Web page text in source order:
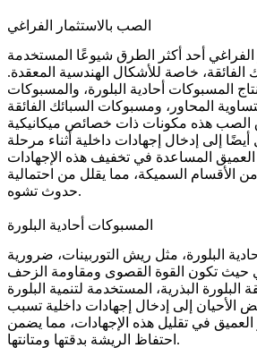
الصب بالاستثمار الفراغي
الفراغي أحد أكثر الطرق شيوعًا المستخدمة
الفائقة، خاصة للأشكال الهندسية المعقدة.
المسبوكات أحادية البلورة، والمسبوكات
المحاور، ومسبوكات السبائك الفائقة
هذه مكونات ذات خصائص ميكانيكية
إلى إدخال إجهادات داخلية أثناء مرحلة
المساعدة في تخفيف هذه الإجهادات
الأقسام السميكة، مما يقلل من احتمالية
حدوث تشوه.
المسبوكات أحادية البلورة
البلورة، مثل ريش التوربينات، ضرورية
حيث تكون القوة القصوى ومقاومة الزحف
البذرية، المستخدمة لتنمية البلورة
الأحيان إلى إدخال إجهادات داخلية تسبب
في تقليل هذه الإجهادات، مما يضمن
احتفاظ الريشة بدقتها ومتانتها.